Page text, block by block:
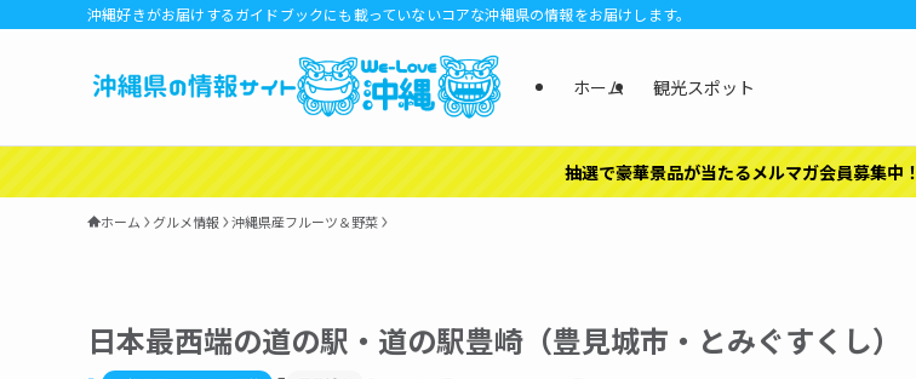
沖縄好きがお届けするガイドブックにも載っていないコアな沖縄県の情報をお届けします。
ホーム 観光スポット
抽選で豪華景品が当たるメルマガ会員募集中！
ホーム グルメ情報 沖縄県産フルーツ＆野菜
日本最西端の道の駅・道の駅豊崎（豊見城市・とみぐすくし）